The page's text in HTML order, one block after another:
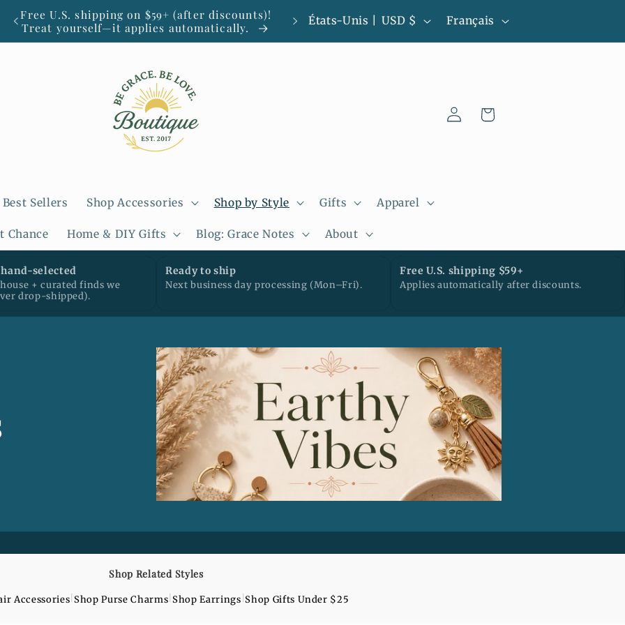
Free U.S. shipping on $59+ (after discounts)!
Treat yourself—it applies automatically.
Small-batch pieces • Ready to ship • Next
business day processing
P
a
g
o
États-Unis | USD $
L
a
u
Français
Best Sellers Shop Accessories Shop by Style Gifts Apparel
Chance Home & DIY Gifts Blog: Grace Notes About
ConnexionPanier
selected
+ curated finds we
drop-shipped).
Ready to ship
Next business day processing (Mon–Fri).
Free U.S. shipping $59+
Applies automatically after discounts.
Shop Related Styles
Accessories |Shop Purse Charms Shop Earrings |Shop Gifts Under $25